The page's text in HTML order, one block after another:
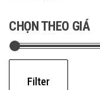
CHỌN THEO GIÁ
Filter